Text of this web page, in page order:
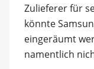
Zulieferer für
könnte
eingeräumt
namentlich